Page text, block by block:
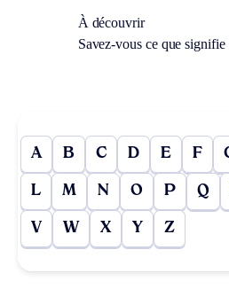
À découvrir
Savez-vous ce que signifie
A B C D E F
L M N O P Q
V W X Y Z